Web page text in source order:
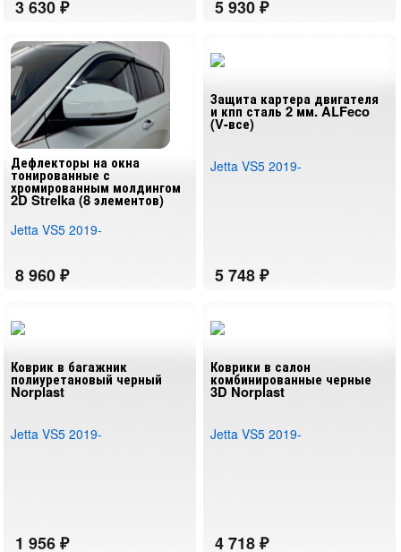
Дефлекторы на окна
тонированные с
хромированным молдингом
2D Strelka (8 элементов)
Jetta VS5 2019-
Защита картера двигателя
и кпп сталь 2 мм. ALFeco
(V-все)
Jetta VS5 2019-
Коврик в багажник
полиуретановый черный
Norplast
Jetta VS5 2019-
Коврики в салон
комбинированные черные
3D Norplast
Jetta VS5 2019-